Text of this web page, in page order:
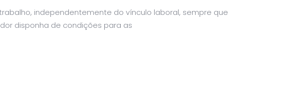
independentemente do vínculo laboral, sempre que
disponha de condições para as